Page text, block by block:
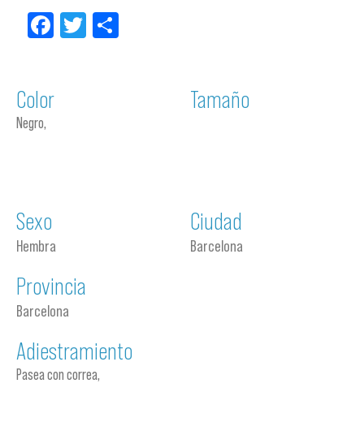
Facebook
Twitter
Color
Negro,
Tamaño
Sexo
Hembra
Ciudad
Barcelona
Provincia
Barcelona
Adiestramiento
Pasea con correa,